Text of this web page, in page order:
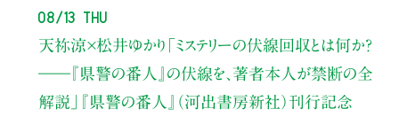
08/13 Thu
天祢涼×松井ゆかり 「ミステリーの伏線回収とは何か？
――『県警の番人』の伏線を、著者本人が禁断の全
解説」
『県警の番人』（河出書房新社）刊行記念